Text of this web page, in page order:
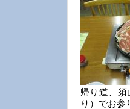
帰り道、
り）でお参